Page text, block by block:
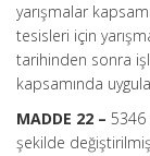
yarışmalar
tesisleri için
tarihinden sonra
kapsamında
MADDE 22 – 5346
şekilde